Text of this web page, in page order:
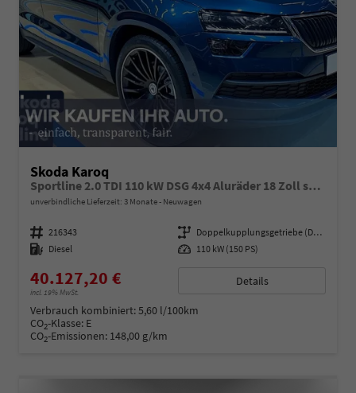
Skoda Karoq
Sportline 2.0 TDI 110 kW DSG 4x4 Aluräder 18 Zoll schwarz, Sonderfarbe Stahlgrau,Phone Box, Klimaauromatik,LED MATRIX, dynamische Blinkleuchten,Drive Mode Seledct, Kessy Full, Navigation, Sun Set,Rückkamera, PDC,LED , 4J. Grantie, Virt. Cockpit
unverbindliche Lieferzeit: 3 Monate Neuwagen
Fahrzeugnummer 216343 Getriebe
Doppelkupplungsgetriebe (DSG)
Kraftstoff Diesel Leistung 110 kW (150 PS)
40.127,20 €
incl. 19% MwSt.
Details
Verbrauch kombiniert:5,60 l/100km
CO2-Klasse: E
CO2-Emissionen: 148,00 g/km